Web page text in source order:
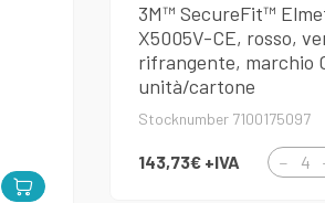
3M™ SecureFit™
X5005V-CE, rosso,
rifrangente, marchio
unità/cartone
Stocknumber 7100175097
143,73€ +IVA